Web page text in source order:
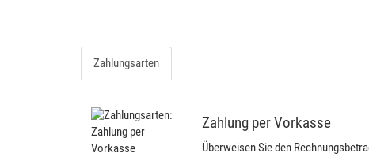
Zahlungsarten
Zahlung per Vorkasse
Überweisen Sie den